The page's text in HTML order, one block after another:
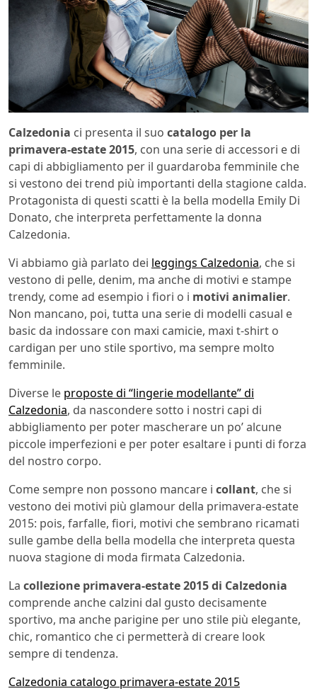
Calzedonia ci presenta il suo catalogo per la
primavera-estate 2015, con una serie di accessori e di
capi di abbigliamento per il guardaroba femminile che
si vestono dei trend più importanti della stagione calda.
Protagonista di questi scatti è la bella modella Emily Di
Donato, che interpreta perfettamente la donna
Calzedonia.
Vi abbiamo già parlato dei leggings Calzedonia, che si
vestono di pelle, denim, ma anche di motivi e stampe
trendy, come ad esempio i fiori o i motivi animalier.
Non mancano, poi, tutta una serie di modelli casual e
basic da indossare con maxi camicie, maxi t-shirt o
cardigan per uno stile sportivo, ma sempre molto
femminile.
Diverse le proposte di “lingerie modellante” di
Calzedonia, da nascondere sotto i nostri capi di
abbigliamento per poter mascherare un po’ alcune
piccole imperfezioni e per poter esaltare i punti di forza
del nostro corpo.
Come sempre non possono mancare i collant, che si
vestono dei motivi più glamour della primavera-estate
2015: pois, farfalle, fiori, motivi che sembrano ricamati
sulle gambe della bella modella che interpreta questa
nuova stagione di moda firmata Calzedonia.
La collezione primavera-estate 2015 di Calzedonia
comprende anche calzini dal gusto decisamente
sportivo, ma anche parigine per uno stile più elegante,
chic, romantico che ci permetterà di creare look
sempre di tendenza.
Calzedonia catalogo primavera-estate 2015